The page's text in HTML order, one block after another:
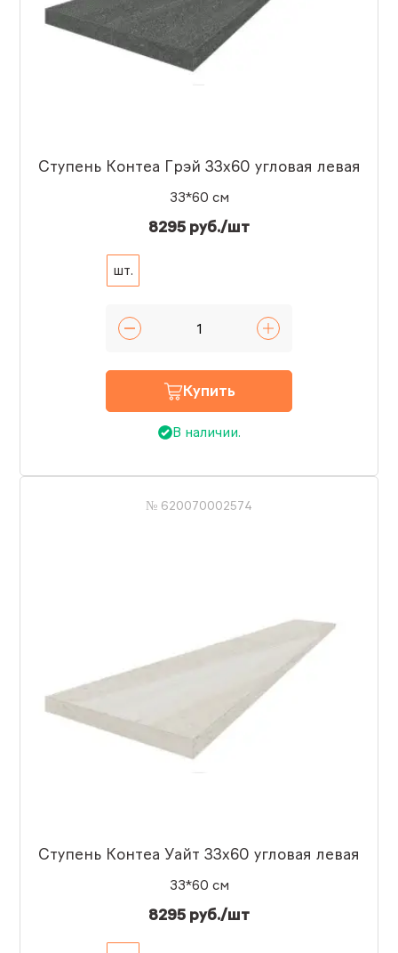
Ступень Контеа Грэй 33x60 угловая левая
33*60 см
8295 руб./шт
шт.
Купить
В наличии.
№ 620070002574
Ступень Контеа Уайт 33x60 угловая левая
33*60 см
8295 руб./шт